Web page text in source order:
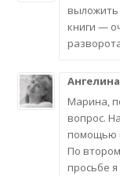
выложить
книги —
Ангелина
Марина,
вопрос.
помощью
По
просьбе